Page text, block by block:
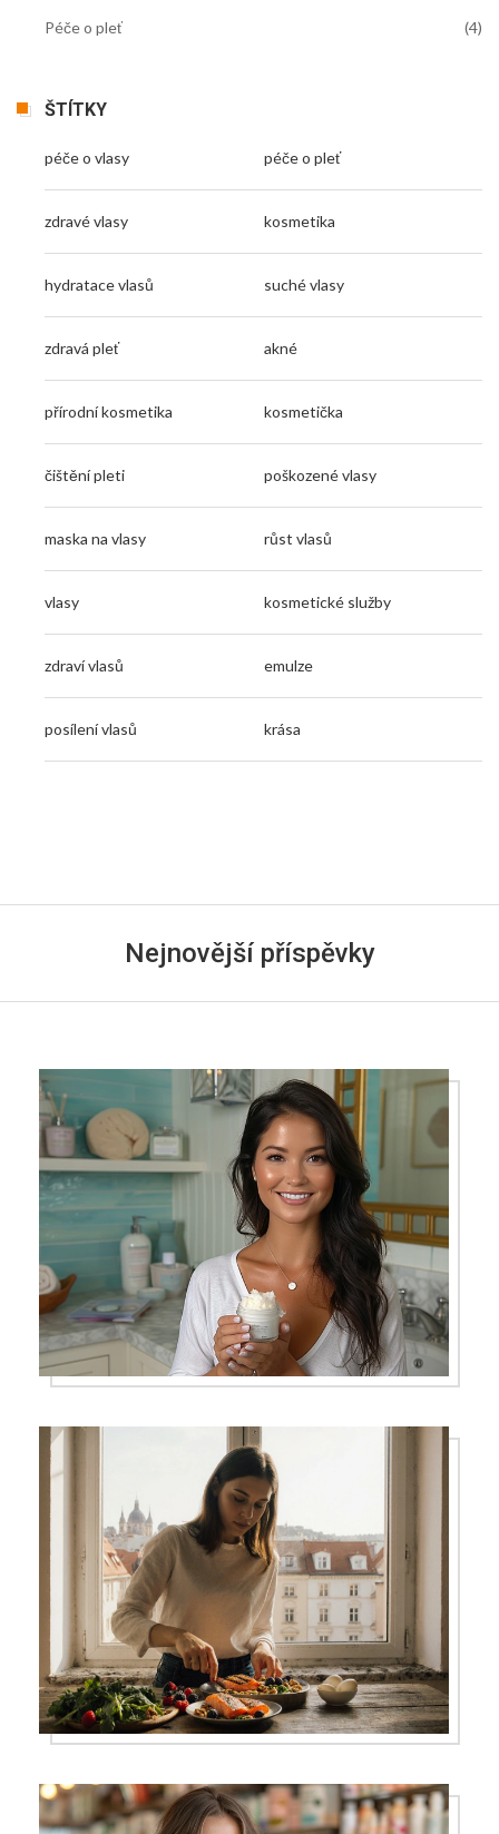
Péče o pleť (4)
ŠTÍTKY
péče o vlasy péče o pleť
zdravé vlasy kosmetika
hydratace vlasů suché vlasy
zdravá pleť akné
přírodní kosmetika kosmetička
čištění pleti poškozené vlasy
maska na vlasy růst vlasů
vlasy kosmetické služby
zdraví vlasů emulze
posílení vlasů krása
Nejnovější příspěvky